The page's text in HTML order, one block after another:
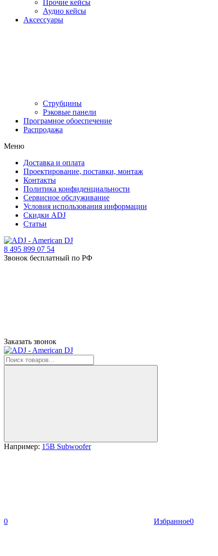
Прочие кейсы
Аудио кейсы
Аксессуары
Струбцины
Рэковые панели
Програмное обоеспечение
Распродажа
Меню
Доставка и оплата
Проектирование, поставки, монтаж
Контакты
Политика конфиденциальности
Сервисное обслуживание
Условия использования информации
Скидки ADJ
Статьи
8 495 899 07 54
Звонок бесплатный по РФ
Заказать звонок
Например: 15B Subwoofer
0 Избранное0